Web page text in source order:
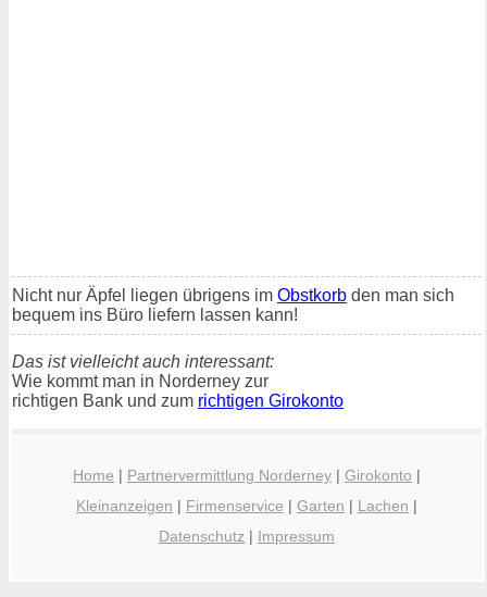
Nicht nur Äpfel liegen übrigens im Obstkorb den man sich
bequem ins Büro liefern lassen kann!
Das ist vielleicht auch interessant:
Wie kommt man in Norderney zur
richtigen Bank und zum richtigen Girokonto
Home | Partnervermittlung Norderney | Girokonto |
Kleinanzeigen | Firmenservice | Garten | Lachen |
Datenschutz | Impressum